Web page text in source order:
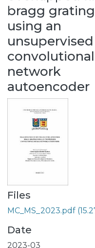
bragg
using an
unsupervised
network
autoencoder
Files
MC_MS_2023.pdf
Date
2023-03